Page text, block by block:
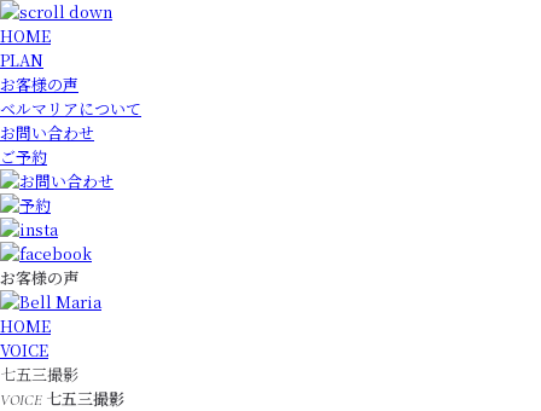
HOME
PLAN
お客様の声
ベルマリアについて
お問い合わせ
ご予約
お客様の声
HOME
VOICE
七五三撮影
VOICE 七五三撮影